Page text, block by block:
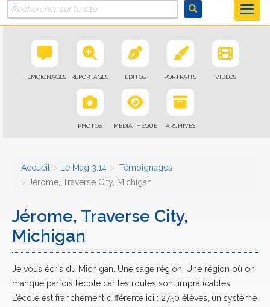
TÉMOIGNAGES REPORTAGES ÉDITOS PORTRAITS VIDÉOS
PHOTOS MÉDIATHÈQUE ARCHIVES
Accueil Le Mag 3.14
Témoignages
Jérome, Traverse City, Michigan
Jérome, Traverse City,
Michigan
Je vous écris du Michigan. Une sage région. Une région où on
manque parfois l’école car les routes sont impraticables.
L’école est franchement différente ici : 2750 élèves, un système